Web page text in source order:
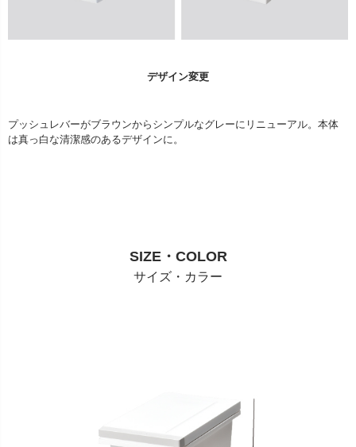
デザイン変更
プッシュレバーがブラウンからシンプルなグレーにリニューアル。本体
は真っ白な清潔感のあるデザインに。
SIZE・COLOR
サイズ・カラー